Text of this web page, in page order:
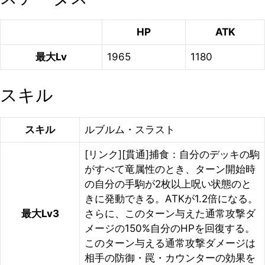
HP ATK
最大Lv 1965 1180
スキル
スキル ルブルム・スラスト
最大Lv3
[リンク][貫通]捕食：自分のデッキの駒
がすべて竜属性のとき、ターン開始時
の自分の手駒が2枚以上呪い状態のと
きに発動できる。ATKが1.2倍になる。
さらに、このターン与えた通常攻撃ダ
メージの150%自分のHPを回復する。
このターン与える通常攻撃ダメージは
相手の防御・罠・カウンターの効果を